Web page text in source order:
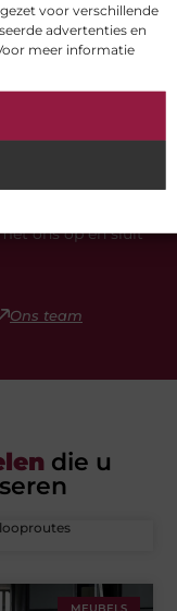
voor verschillende
advertenties en
meer informatie
over
inspiratie,
wilt
Interesse
ons op en sluit
Ons team
die u
MEUBELS